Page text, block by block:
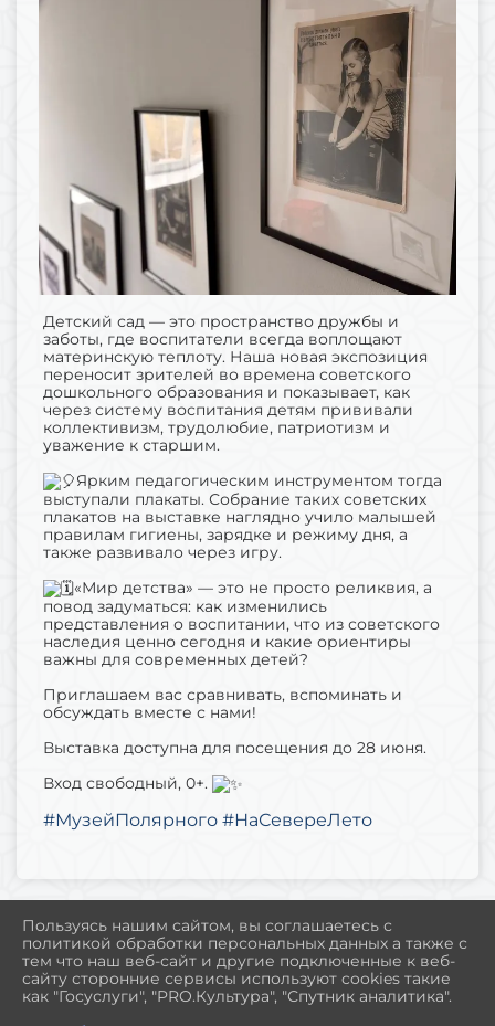
Детский сад — это пространство дружбы и
заботы, где воспитатели всегда воплощают
материнскую теплоту. Наша новая экспозиция
переносит зрителей во времена советского
дошкольного образования и показывает, как
через систему воспитания детям прививали
коллективизм, трудолюбие, патриотизм и
уважение к старшим.
Ярким педагогическим инструментом тогда
выступали плакаты. Собрание таких советских
плакатов на выставке наглядно учило малышей
правилам гигиены, зарядке и режиму дня, а
также развивало через игру.
«Мир детства» — это не просто реликвия, а
повод задуматься: как изменились
представления о воспитании, что из советского
наследия ценно сегодня и какие ориентиры
важны для современных детей?
Приглашаем вас сравнивать, вспоминать и
обсуждать вместе с нами!
Выставка доступна для посещения до 28 июня.
Вход свободный, 0+.
#МузейПолярного #НаСевереЛето
2026 Г. MUSEUM-POLAR.RU
ВХОД
КАРТА САЙТА
ПОЛИТИКА ОБРАБОТКИ ПЕРСОНАЛЬНЫХ ДАННЫХ
Пользуясь нашим сайтом, вы соглашаетесь с
политикой обработки персональных данных а также с
тем что наш веб-сайт и другие подключенные к веб-
сайту сторонние сервисы используют cookies такие
как "Госуслуги", "PRO.Культура", "Спутник аналитика".